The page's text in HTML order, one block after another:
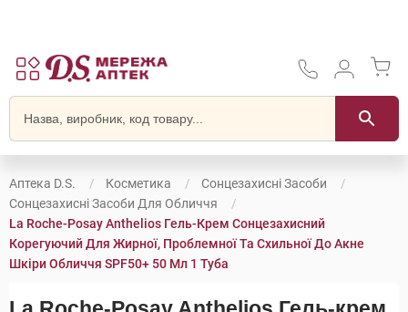
Аптека D.S. Косметика
Сонцезахисні Засоби
Сонцезахисні Засоби Для Обличчя
La Roche-Posay Anthelios Гель-Крем Сонцезахисний
Корегуючий Для Жирної, Проблемної Та Схильної До Акне
Шкіри Обличчя SPF50+ 50 Мл 1 Туба